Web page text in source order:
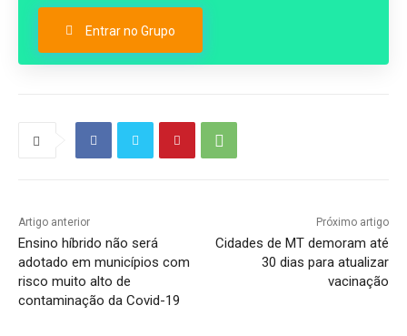
Entrar no Grupo
Artigo anterior
Ensino híbrido não será
adotado em municípios com
risco muito alto de
contaminação da Covid-19
Próximo artigo
Cidades de MT demoram até
30 dias para atualizar
vacinação